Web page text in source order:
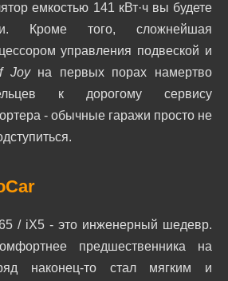
емкостью 141 кВт·ч вы будете
Кроме того, сложнейшая
управления подвеской и
Joyна первых порах намертво
к дорогому сервису
- обычные гаражи просто не
/ iX5 - это инженерный шедевр.
предшественника на
наконец-то стал мягким и